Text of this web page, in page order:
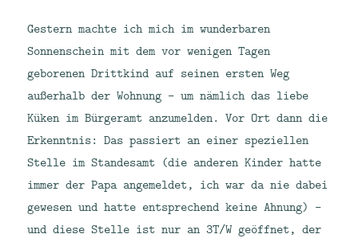
Gestern machte ich mich im wunderbaren
Sonnenschein mit dem vor wenigen Tagen
geborenen Drittkind auf seinen ersten Weg
außerhalb der Wohnung – um nämlich das liebe
Küken im Bürgeramt anzumelden. Vor Ort dann die
Erkenntnis: Das passiert an einer speziellen
Stelle im Standesamt (die anderen Kinder hatte
immer der Papa angemeldet, ich war da nie dabei
gewesen und hatte entsprechend keine Ahnung) –
und diese Stelle ist nur an 3T/W geöffnet, der